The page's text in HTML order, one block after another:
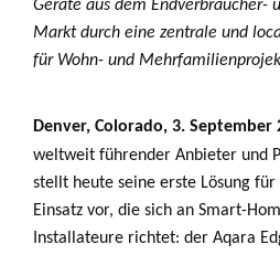
Geräte aus dem Endverbraucher-
Markt durch eine zentrale und
für Wohn- und
Denver, Colorado, 3. September
weltweit führender Anbieter und
stellt heute seine erste Lösung
Einsatz vor, die sich an Smart-
Installateure richtet: der Aqara